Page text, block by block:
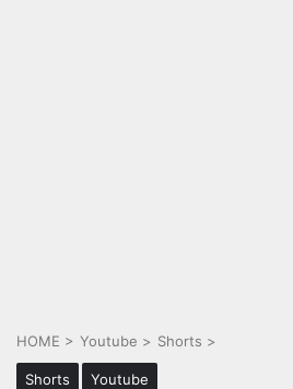
HOME > Youtube > Shorts >
Shorts Youtube